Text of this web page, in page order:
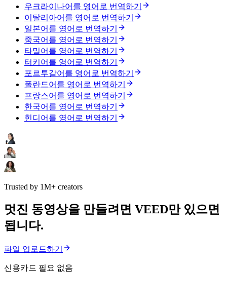
우크라이나어를 영어로 번역하기
이탈리아어를 영어로 번역하기
일본어를 영어로 번역하기
중국어를 영어로 번역하기
타밀어를 영어로 번역하기
터키어를 영어로 번역하기
포르투갈어를 영어로 번역하기
폴란드어를 영어로 번역하기
프랑스어를 영어로 번역하기
한국어를 영어로 번역하기
힌디어를 영어로 번역하기
Trusted by 1M+ creators
멋진 동영상을 만들려면 VEED만 있으면
됩니다.
파일 업로드하기
신용카드 필요 없음